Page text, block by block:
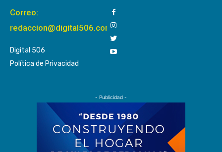
Correo:
redaccion@digital506.com
Digital 506
Política de Privacidad
- Publicidad -